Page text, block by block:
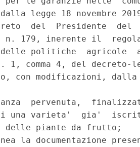
legge 18 novembre
del  Presidente  del
n. 179, inerente il
delle politiche  agricole
1, comma 4, del decreto-
con modificazioni, dalla
pervenuta,
una varieta'  gia'
delle piante da frutto;
la documentazione